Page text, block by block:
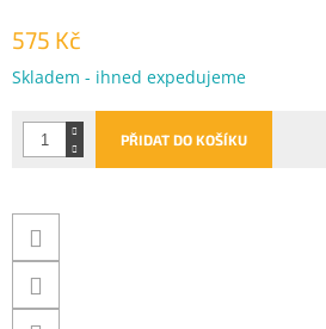
575 Kč
Měrná
Skladem - ihned expedujeme
PŘIDAT DO KOŠÍKU